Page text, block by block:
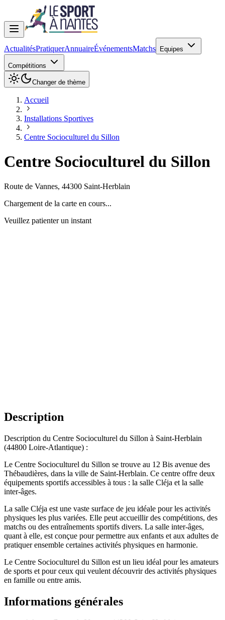
ActualitésPratiquerAnnuaireÉvénementsMatchs Equipes
Compétitions
Changer de thème
Accueil
Installations Sportives
Centre Socioculturel du Sillon
Centre Socioculturel du Sillon
Route de Vannes, 44300 Saint-Herblain
Chargement de la carte en cours...
Veuillez patienter un instant
Description
Description du Centre Socioculturel du Sillon à Saint-Herblain
(44800 Loire-Atlantique) :
Le Centre Socioculturel du Sillon se trouve au 12 Bis avenue des
Thébaudières, dans la ville de Saint-Herblain. Ce centre offre deux
équipements sportifs accessibles à tous : la salle Cléja et la salle
inter-âges.
La salle Cléja est une vaste surface de jeu idéale pour les activités
physiques les plus variées. Elle peut accueillir des compétitions, des
matchs ou des entraînements sportifs divers. La salle inter-âges,
quant à elle, est conçue pour permettre aux enfants et aux adultes de
pratiquer ensemble certaines activités physiques en harmonie.
Le Centre Socioculturel du Sillon est un lieu idéal pour les amateurs
de sports et pour ceux qui veulent découvrir des activités physiques
en famille ou entre amis.
Informations générales